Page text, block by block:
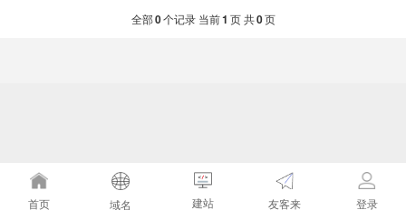
全部0个记录 当前1 页 共0页
首页 域名 建站 友客来 登录